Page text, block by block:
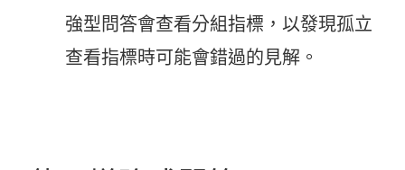
強型問答會查看分組指標，以發現孤立
查看指標時可能會錯過的見解。